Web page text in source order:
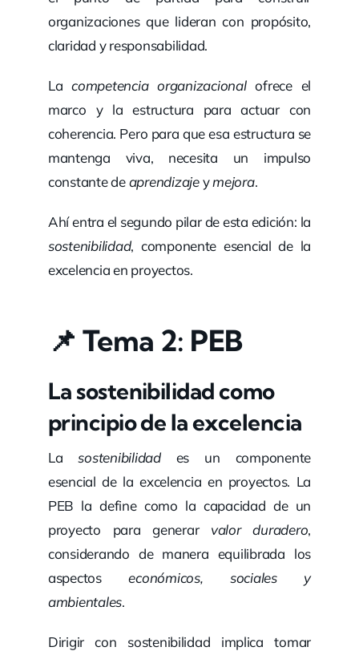
organizaciones que lideran con propósito,
claridad y responsabilidad.
Lacompetencia organizacionalofrece el
marco y la estructura para actuar con
coherencia. Pero para que esa estructura se
mantenga viva, necesita un impulso
constante deaprendizajeymejora.
Ahí entra el segundo pilar de esta edición: la
sostenibilidad, componente esencial de la
excelencia en proyectos.
📌 Tema 2: PEB
La sostenibilidad como
principio de la excelencia
Lasostenibilidades un componente
esencial de la excelencia en proyectos. La
PEB la define como la capacidad de un
proyecto para generar valor duradero,
considerando de manera equilibrada los
aspectoseconómicos, sociales y
ambientales.
Dirigir con sostenibilidad implica tomar